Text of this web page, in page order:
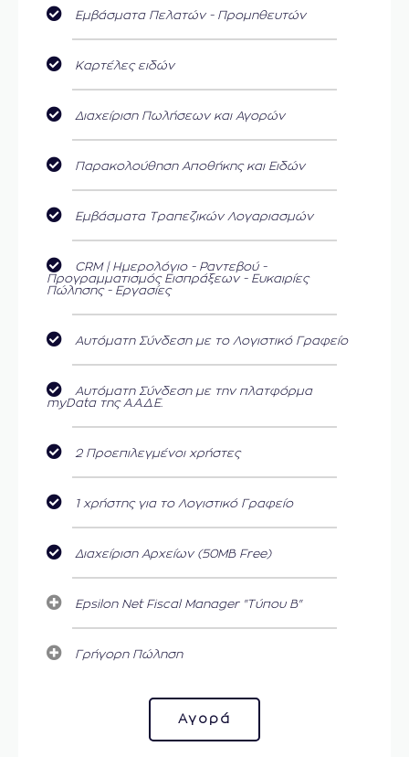
Εμβάσματα Πελατών - Προμηθευτών
Καρτέλες ειδών
Διαχείριση Πωλήσεων και Αγορών
Παρακολούθηση Αποθήκης και Ειδών
Εμβάσματα Τραπεζικών Λογαριασμών
CRM | Ημερολόγιο - Ραντεβού -
Προγραμματισμός Εισπράξεων - Ευκαιρίες
Πώλησης - Εργασίες
Αυτόματη Σύνδεση με το Λογιστικό Γραφείο
Αυτόματη Σύνδεση με την πλατφόρμα
myData της Α.Α.Δ.Ε.
2 Προεπιλεγμένοι χρήστες
1 χρήστης για το Λογιστικό Γραφείο
Διαχείριση Αρχείων (50MB Free)
Epsilon Net Fiscal Manager "Τύπου Β"
Γρήγορη Πώληση
Αγορά